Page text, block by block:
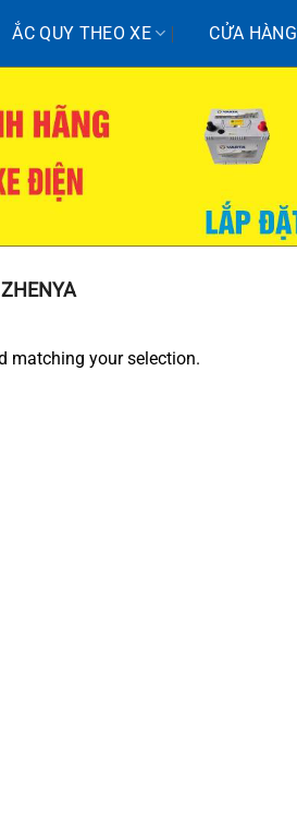
ẮC QUY THEO XE CỬA HÀNG
matching your selection.